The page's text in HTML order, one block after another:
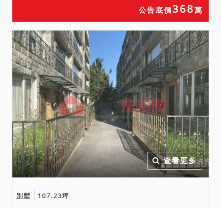
逕持本院核發之權利移轉證
書辦理所有權登記，且應負
被拆除之危險。（2）又此增
建物之面積係依地政機關現
場測量所得，實際面積、是
否占用鄰地等事，仍應以現
場狀況為準，拍定人不得以
其面積不符或遭鄰地所有權
人主張權利而請求撤銷拍
定。
公告底價368萬
查看更多
別墅 107.23坪